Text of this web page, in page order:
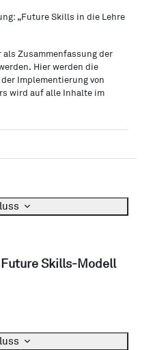
„Future Skills in die Lehre
als Zusammenfassung der
Hier werden die
Implementierung von
wird auf alle Inhalte im
Skills-Modell